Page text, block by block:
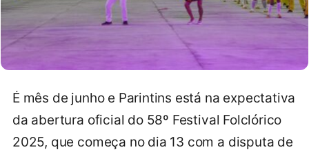
É mês de junho e Parintins está na expectativa
da abertura oficial do 58º Festival Folclórico
2025, que começa no dia 13 com a disputa de